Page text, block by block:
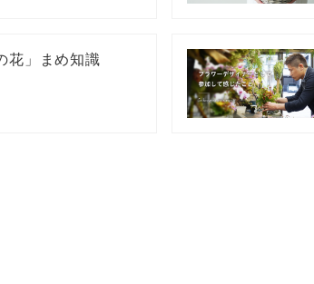
花」まめ知識